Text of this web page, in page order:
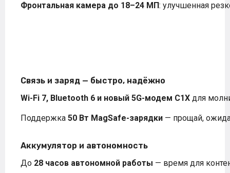
Фронтальная камера до 18–24 МП: улучшенная
Связь и заряд — быстро, надёжно
Wi-Fi 7, Bluetooth 6 и новый 5G-модем C1X для
Поддержка 50 Вт MagSafe-зарядки — прощай,
Аккумулятор и автономность
До 28 часов автономной работы — время для